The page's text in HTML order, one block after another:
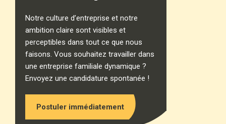
Notre culture d’entreprise et notre
ambition claire sont visibles et
perceptibles dans tout ce que nous
faisons. Vous souhaitez travailler dans
une entreprise familiale dynamique ?
Envoyez une candidature spontanée !
Postuler immédiatement